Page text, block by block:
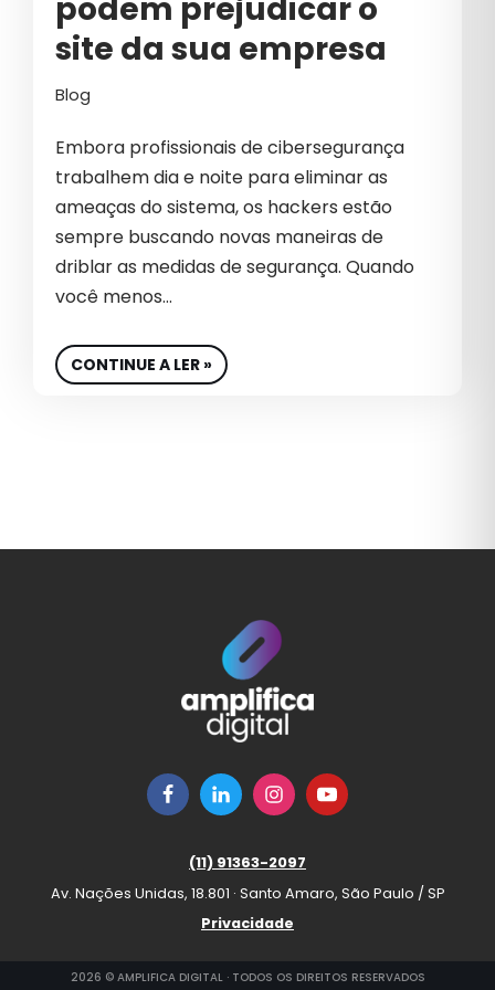
SETOR DE BELEZA
SOFT SKILLS
SUCESSO NO MARKETING
SUSTENTABILIDADE
TECNOLOGIA
TECNOLOGIA PERSONALIZADA
TEMPORADA GROWTH
VENDA B2B
VENDAS
VENDAS B2B
VENDAS CONSULTIVAS
VENDER B2B
VÍDEO
podem prejudicar o
site da sua empresa
Blog
Embora profissionais de cibersegurança
trabalhem dia e noite para eliminar as
ameaças do sistema, os hackers estão
sempre buscando novas maneiras de
driblar as medidas de segurança. Quando
você menos…
CONTINUE A LER »
(11) 91363-2097
Av. Nações Unidas, 18.801 · Santo Amaro, São Paulo / SP
Privacidade
2026 © AMPLIFICA DIGITAL · TODOS OS DIREITOS RESERVADOS